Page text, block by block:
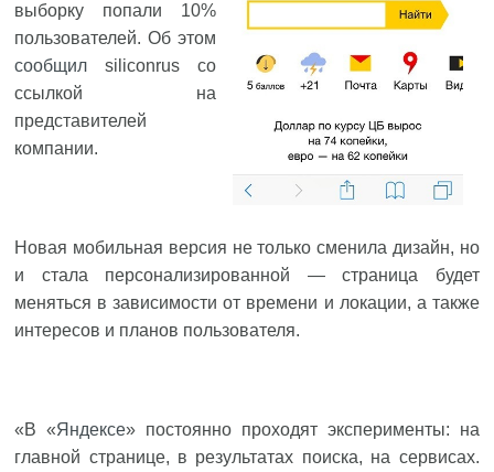
выборку попали 10%
пользователей. Об этом
сообщил siliconrus со
ссылкой на
представителей
компании.
Новая мобильная версия не только сменила дизайн, но
и стала персонализированной — страница будет
меняться в зависимости от времени и локации, а также
интересов и планов пользователя.
«В «Яндексе» постоянно проходят эксперименты: на
главной странице, в результатах поиска, на сервисах.